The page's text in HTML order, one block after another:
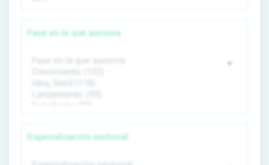
Fase en la que asesora
Especialización sectorial